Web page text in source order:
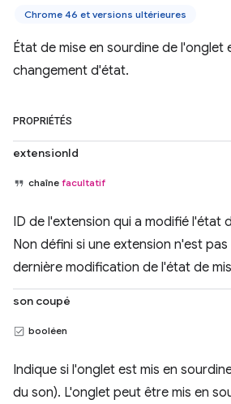
Chrome 46 et versions ultérieures
État de mise en sourdine de l'onglet
changement d'état.
PROPRIÉTÉS
extensionId
chaîne facultatif
ID de l'extension qui a modifié l'état
Non défini si une extension n'est
dernière modification de l'état de
son coupé
booléen
Indique si l'onglet est mis en
du son). L'onglet peut être mis en